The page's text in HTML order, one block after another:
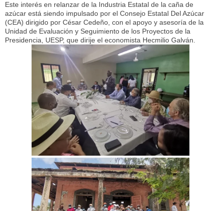
Este interés en relanzar de la Industria Estatal de la caña de
azúcar está siendo impulsado por el Consejo Estatal Del Azúcar
(CEA) dirigido por César Cedeño, con el apoyo y asesoría de la
Unidad de Evaluación y Seguimiento de los Proyectos de la
Presidencia, UESP, que dirije el economista Hecmilio Galván.